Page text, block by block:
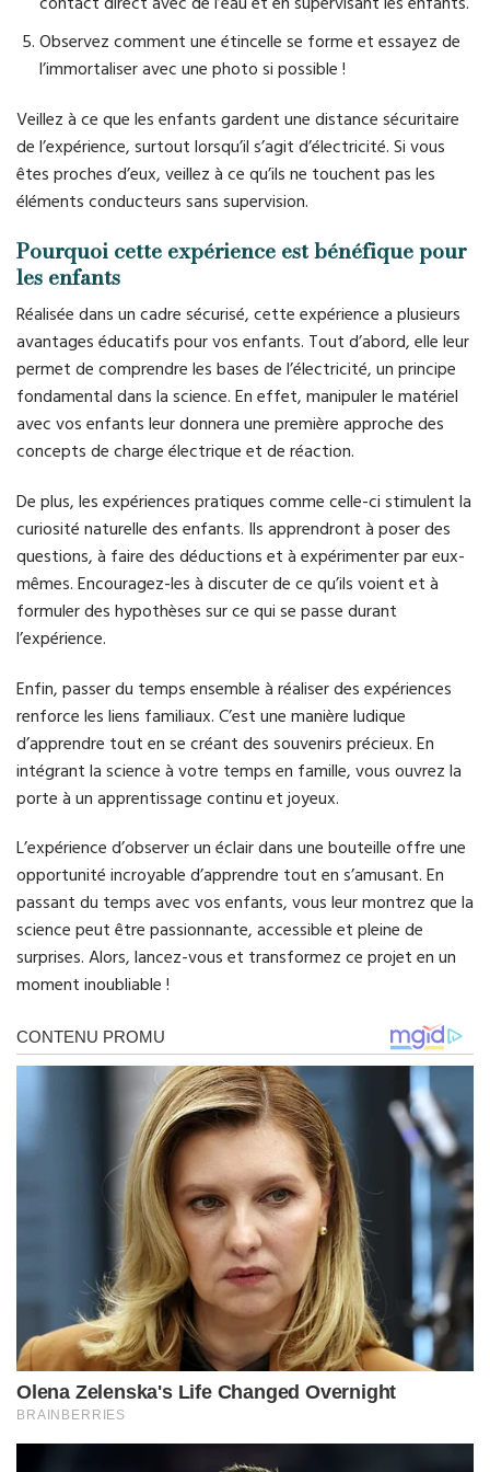
Observez comment une étincelle se forme et essayez de
l’immortaliser avec une photo si possible !
Veillez à ce que les enfants gardent une distance sécuritaire
de l’expérience, surtout lorsqu’il s’agit d’électricité. Si vous
êtes proches d’eux, veillez à ce qu’ils ne touchent pas les
éléments conducteurs sans supervision.
Pourquoi cette expérience est bénéfique pour
les enfants
Réalisée dans un cadre sécurisé, cette expérience a plusieurs
avantages éducatifs pour vos enfants. Tout d’abord, elle leur
permet de comprendre les bases de l’électricité, un principe
fondamental dans la science. En effet, manipuler le matériel
avec vos enfants leur donnera une première approche des
concepts de charge électrique et de réaction.
De plus, les expériences pratiques comme celle-ci stimulent la
curiosité naturelle des enfants. Ils apprendront à poser des
questions, à faire des déductions et à expérimenter par eux-
mêmes. Encouragez-les à discuter de ce qu’ils voient et à
formuler des hypothèses sur ce qui se passe durant
l’expérience.
Enfin, passer du temps ensemble à réaliser des expériences
renforce les liens familiaux. C’est une manière ludique
d’apprendre tout en se créant des souvenirs précieux. En
intégrant la science à votre temps en famille, vous ouvrez la
porte à un apprentissage continu et joyeux.
L’expérience d’observer un éclair dans une bouteille offre une
opportunité incroyable d’apprendre tout en s’amusant. En
passant du temps avec vos enfants, vous leur montrez que la
science peut être passionnante, accessible et pleine de
surprises. Alors, lancez-vous et transformez ce projet en un
moment inoubliable !